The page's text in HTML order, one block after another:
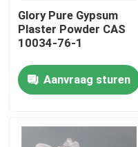
Huis
Producten
Ongeveer ons
Fabrieksreis
Glory Pure Gypsum
Plaster Powder CAS
10034-76-1
Aanvraag sturen